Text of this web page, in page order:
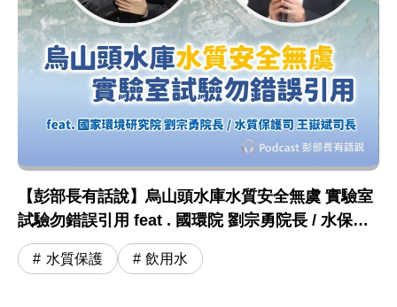
【彭部長有話說】烏山頭水庫水質安全無虞 實驗室
試驗勿錯誤引用 feat . 國環院 劉宗勇院長 / 水保司
王嶽斌司長
水質保護 飲用水